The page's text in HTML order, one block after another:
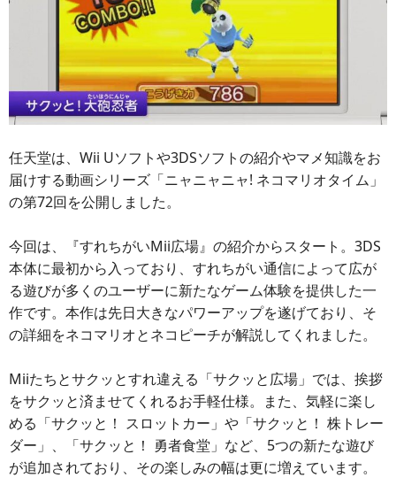
任天堂は、Wii Uソフトや3DSソフトの紹介やマメ知識をお
届けする動画シリーズ「ニャニャニャ! ネコマリオタイム」
の第72回を公開しました。
今回は、『すれちがいMii広場』の紹介からスタート。3DS
本体に最初から入っており、すれちがい通信によって広が
る遊びが多くのユーザーに新たなゲーム体験を提供した一
作です。本作は先日大きなパワーアップを遂げており、そ
の詳細をネコマリオとネコピーチが解説してくれました。
Miiたちとサクッとすれ違える「サクッと広場」では、挨拶
をサクッと済ませてくれるお手軽仕様。また、気軽に楽し
める「サクッと！ スロットカー」や「サクッと！ 株トレー
ダー」、「サクッと！ 勇者食堂」など、5つの新たな遊び
が追加されており、その楽しみの幅は更に増えています。